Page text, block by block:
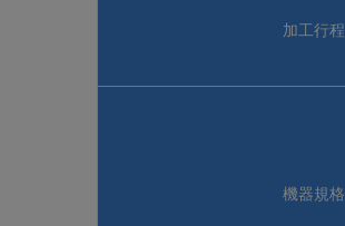
加工行程
機器規格